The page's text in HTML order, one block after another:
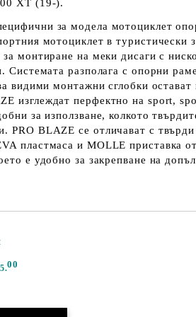
XT (19-).
за модела мотоциклет
мотоциклет в туристически
монтиране на меки дисаги с
разполага с опорни
видими монтажни сглобки остават
изглеждат перфектно на sport,
за използване, колкото
PRO BLAZE се отличават с
пластмаса и MOLLE приставка
е удобно за закрепване на
00